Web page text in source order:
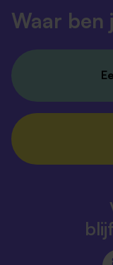
Waar ben